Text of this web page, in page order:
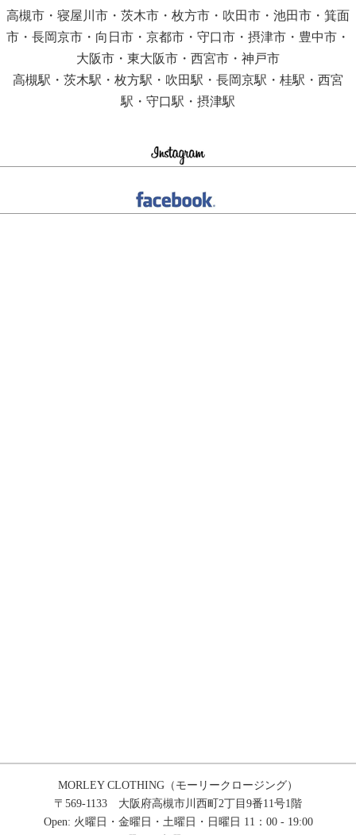
高槻市・寝屋川市・茨木市・枚方市・吹田市・池田市・箕面
市・長岡京市・向日市・京都市・守口市・摂津市・豊中市・
大阪市・東大阪市・西宮市・神戸市
高槻駅・茨木駅・枚方駅・吹田駅・長岡京駅・桂駅・西宮
駅・守口駅・摂津駅
MORLEY CLOTHING（モーリークロージング）
〒569-1133 大阪府高槻市川西町2丁目9番11号1階
Open: 火曜日・金曜日・土曜日・日曜日 11：00 - 19:00